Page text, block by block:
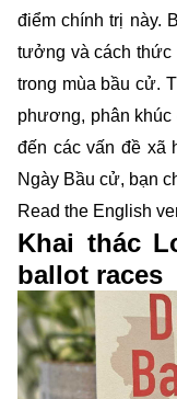
điểm chính trị này.
tưởng và cách thức
trong mùa bầu cử.
phương, phân
đến các vấn đề xã
Ngày Bầu cử, bạn
Read the English
Khai thác
ballot races